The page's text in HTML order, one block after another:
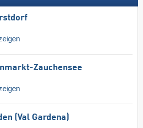
Zauchensee
(Val Gardena)